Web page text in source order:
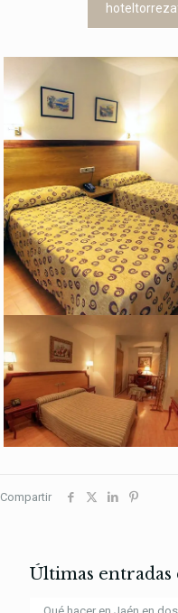
Compartir
Últimas entradas